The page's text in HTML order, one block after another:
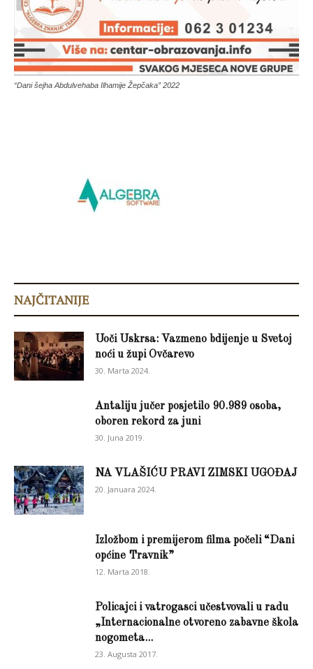
“Dani šejha Abdulvehaba Ilhamije Žepčaka” 2022
NAJČITANIJE
Uoči Uskrsa: Vazmeno bdijenje u Svetoj
noći u župi Ovčarevo
30. Marta 2024.
Antaliju jučer posjetilo 90.989 osoba,
oboren rekord za juni
30. Juna 2019.
NA VLAŠIĆU PRAVI ZIMSKI UGOĐAJ
20. Januara 2024.
Izložbom i premijerom filma počeli “Dani
općine Travnik”
12. Marta 2018.
Policajci i vatrogasci učestvovali u radu
„Internacionalne otvoreno zabavne škola
nogometa...
23. Augusta 2017.